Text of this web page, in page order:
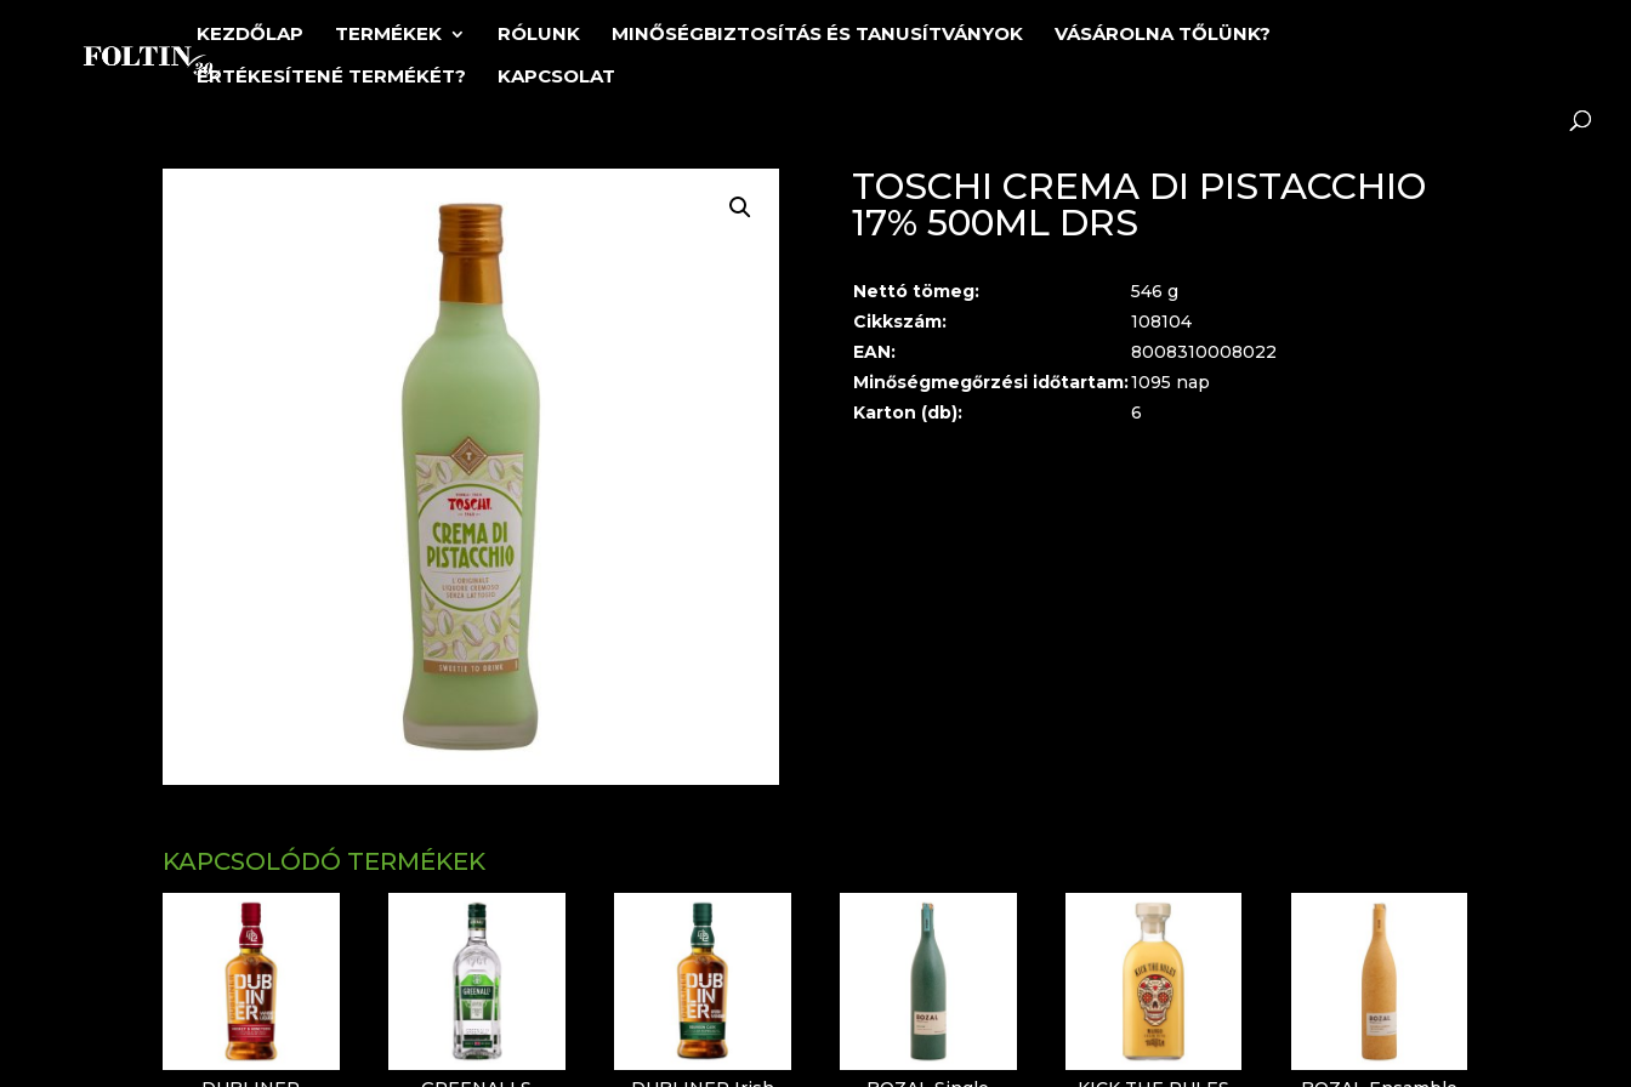
KEZDŐLAP TERMÉKEK RÓLUNK MINŐSÉGBIZTOSÍTÁS ÉS TANUSÍTVÁNYOK
VÁSÁROLNA TŐLÜNK?
ÉRTÉKESÍTENÉ TERMÉKÉT?
KAPCSOLAT
TOSCHI CREMA DI PISTACCHIO
17% 500ML DRS
Nettó tömeg:
546 g
Cikkszám:
108104
EAN:
8008310008022
Minőségmegőrzési időtartam:1095 nap
Karton (db):
6
KAPCSOLÓDÓ TERMÉKEK